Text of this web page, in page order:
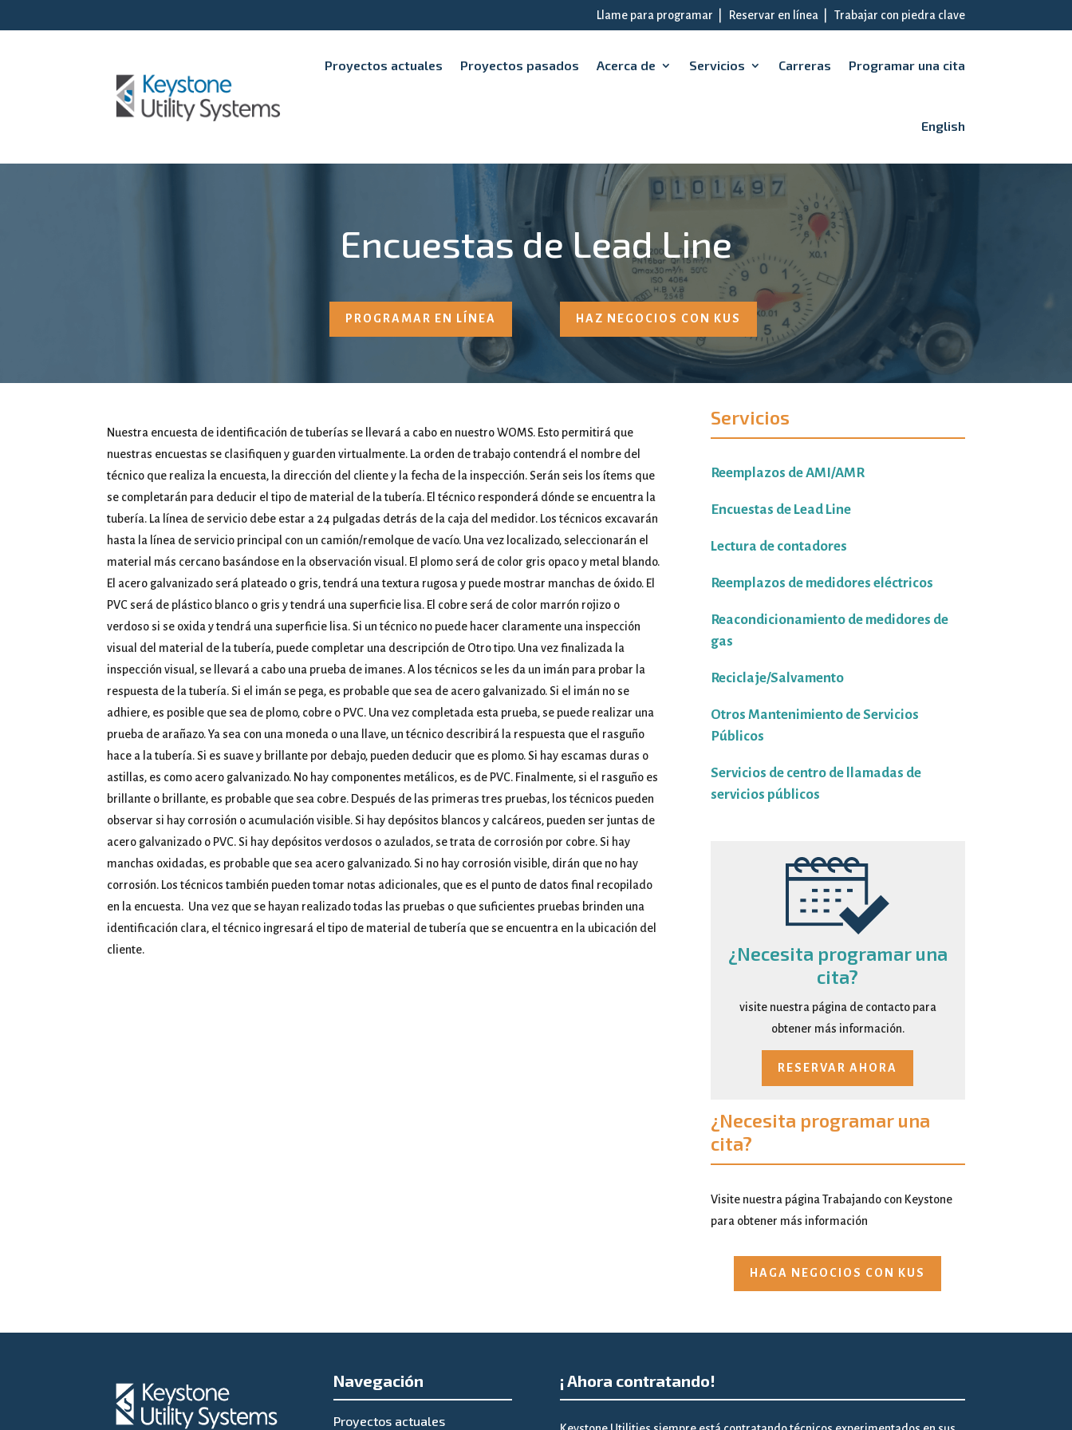
Llame para programar Reservar en línea| Trabajar con piedra clave
Proyectos actuales Proyectos pasados Acerca de Servicios Carreras Programar una cita
English
Encuestas de Lead Line
PROGRAMAR EN LÍNEA HAZ NEGOCIOS CON KUS
Nuestra encuesta de identificación de tuberías se llevará a cabo en nuestro WOMS. Esto permitirá que
nuestras encuestas se clasifiquen y guarden virtualmente. La orden de trabajo contendrá el nombre del
técnico que realiza la encuesta, la dirección del cliente y la fecha de la inspección. Serán seis los ítems que
se completarán para deducir el tipo de material de la tubería. El técnico responderá dónde se encuentra la
tubería. La línea de servicio debe estar a 24 pulgadas detrás de la caja del medidor. Los técnicos excavarán
hasta la línea de servicio principal con un camión/remolque de vacío. Una vez localizado, seleccionarán el
material más cercano basándose en la observación visual. El plomo será de color gris opaco y metal blando.
El acero galvanizado será plateado o gris, tendrá una textura rugosa y puede mostrar manchas de óxido. El
PVC será de plástico blanco o gris y tendrá una superficie lisa. El cobre será de color marrón rojizo o
verdoso si se oxida y tendrá una superficie lisa. Si un técnico no puede hacer claramente una inspección
visual del material de la tubería, puede completar una descripción de Otro tipo. Una vez finalizada la
inspección visual, se llevará a cabo una prueba de imanes. A los técnicos se les da un imán para probar la
respuesta de la tubería. Si el imán se pega, es probable que sea de acero galvanizado. Si el imán no se
adhiere, es posible que sea de plomo, cobre o PVC. Una vez completada esta prueba, se puede realizar una
prueba de arañazo. Ya sea con una moneda o una llave, un técnico describirá la respuesta que el rasguño
hace a la tubería. Si es suave y brillante por debajo, pueden deducir que es plomo. Si hay escamas duras o
astillas, es como acero galvanizado. No hay componentes metálicos, es de PVC. Finalmente, si el rasguño es
brillante o brillante, es probable que sea cobre. Después de las primeras tres pruebas, los técnicos pueden
observar si hay corrosión o acumulación visible. Si hay depósitos blancos y calcáreos, pueden ser juntas de
acero galvanizado o PVC. Si hay depósitos verdosos o azulados, se trata de corrosión por cobre. Si hay
manchas oxidadas, es probable que sea acero galvanizado. Si no hay corrosión visible, dirán que no hay
corrosión. Los técnicos también pueden tomar notas adicionales, que es el punto de datos final recopilado
en la encuesta. Una vez que se hayan realizado todas las pruebas o que suficientes pruebas brinden una
identificación clara, el técnico ingresará el tipo de material de tubería que se encuentra en la ubicación del
cliente.
Servicios
Reemplazos de AMI/AMR
Encuestas de Lead Line
Lectura de contadores
Reemplazos de medidores eléctricos
Reacondicionamiento de medidores de
gas
Reciclaje/Salvamento
Otros Mantenimiento de Servicios
Públicos
Servicios de centro de llamadas de
servicios públicos
¿Necesita programar una
cita?
visite nuestra página de contacto para
obtener más información.
RESERVAR AHORA
¿Necesita programar una
cita?
Visite nuestra página Trabajando con Keystone
para obtener más información
HAGA NEGOCIOS CON KUS
Navegación
Proyectos actuales
¡ Ahora contratando!